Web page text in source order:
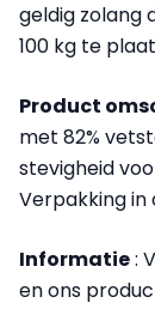
geldig zolang
100 kg te
Product
met 82%
stevigheid
Verpakking in
Informatie:
en ons